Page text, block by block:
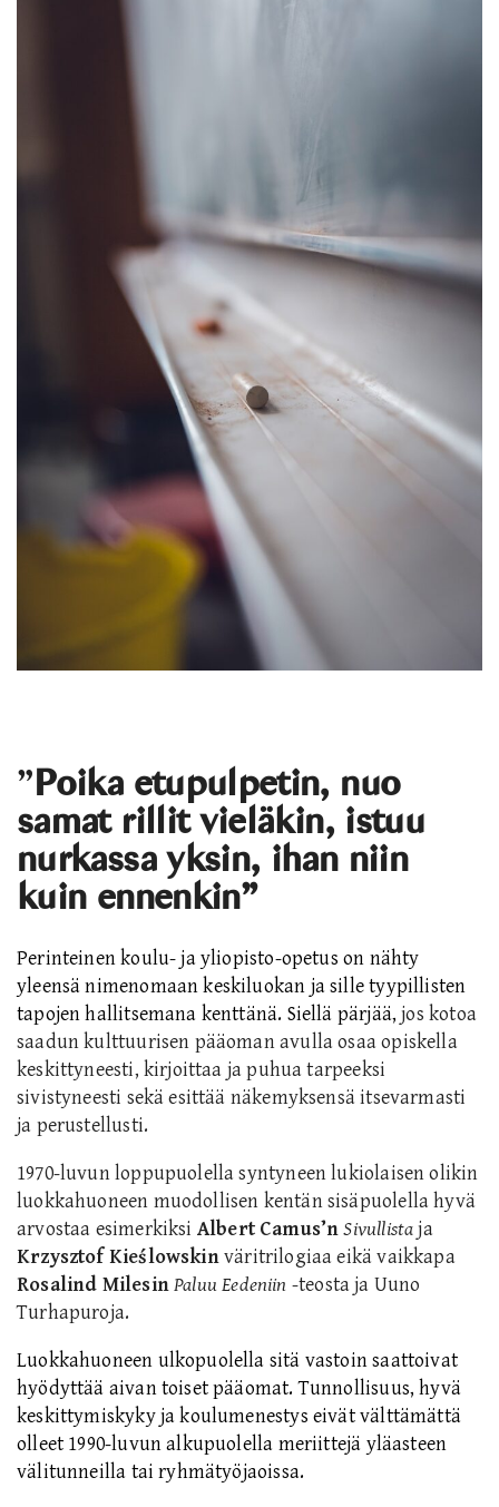
”Poika etupulpetin, nuo
samat rillit vieläkin, istuu
nurkassa yksin, ihan niin
kuin ennenkin”
Perinteinen koulu- ja yliopisto-opetus on nähty
yleensä nimenomaan keskiluokan ja sille tyypillisten
tapojen hallitsemana kenttänä. Siellä pärjää, joskotoa
saadun kulttuurisen pääoman avulla osaaopiskella
keskittyneesti, kirjoittaa ja puhua tarpeeksi
sivistyneesti sekä esittää näkemyksensä itsevarmasti
ja perustellusti.
1970-luvun loppupuolella syntyneen lukiolaisen olikin
luokkahuoneen muodollisen kentän sisäpuolellahyvä
arvostaa esimerkiksi Albert CamusʼnSivullistaja
Krzysztof Kieślowskinväritrilogiaa eikä vaikkapa
Rosalind MilesinPaluu Eedeniin -teosta ja Uuno
Turhapuroja.
Luokkahuoneen ulkopuolella sitä vastoin saattoivat
hyödyttää aivan toiset pääomat.Tunnollisuus, hyvä
keskittymiskyky ja koulumenestys eivät välttämättä
olleet 1990-luvun alkupuolella meriittejä yläasteen
välitunneilla tai ryhmätyöjaoissa.